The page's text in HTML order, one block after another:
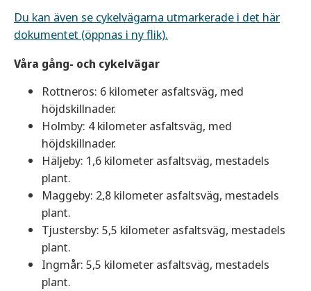
Du kan även se cykelvägarna utmarkerade i det här
dokumentet (öppnas i ny flik).
Våra gång- och cykelvägar
Rottneros: 6 kilometer asfaltsväg, med
höjdskillnader.
Holmby: 4 kilometer asfaltsväg, med
höjdskillnader.
Häljeby: 1,6 kilometer asfaltsväg, mestadels
plant.
Maggeby: 2,8 kilometer asfaltsväg, mestadels
plant.
Tjustersby: 5,5 kilometer asfaltsväg, mestadels
plant.
Ingmår: 5,5 kilometer asfaltsväg, mestadels
plant.